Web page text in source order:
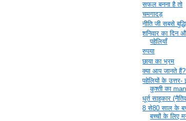
सफल बनना है तो
चमगादड़
नीति जी सबसे
शनिवार का दिन
पहेलियाँ
रुपया
छाया का भ्रम
क्या आप जानते
पहेलियों के उत्तर-
कुश्ती का
धूर्त साहूकार
8 से80 साल के
बच्चों के लिए